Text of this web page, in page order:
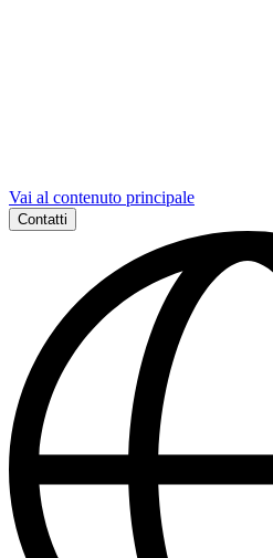
Vai al contenuto principale
Contatti